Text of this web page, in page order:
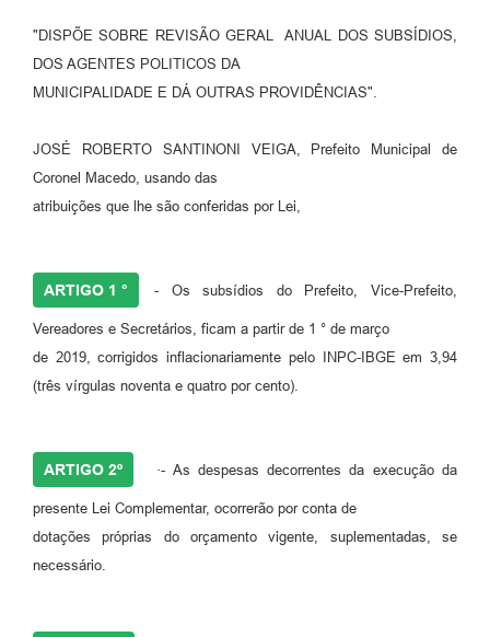
"DISPÕE SOBRE REVISÃO GERAL ANUAL DOS SUBSÍDIOS,
DOS AGENTES POLITICOS DA
MUNICIPALIDADE E DÁ OUTRAS PROVIDÊNCIAS".
JOSÉ ROBERTO SANTINONI VEIGA, Prefeito Municipal de
Coronel Macedo, usando das
atribuições que lhe são conferidas por Lei,
ARTIGO 1 ° - Os subsídios do Prefeito, Vice-Prefeito,
Vereadores e Secretários, ficam a partir de 1 ° de março
de 2019, corrigidos inflacionariamente pelo INPC-IBGE em 3,94
(três vírgulas noventa e quatro por cento).
ARTIGO 2º ·- As despesas decorrentes da execução da
presente Lei Complementar, ocorrerão por conta de
dotações próprias do orçamento vigente, suplementadas, se
necessário.